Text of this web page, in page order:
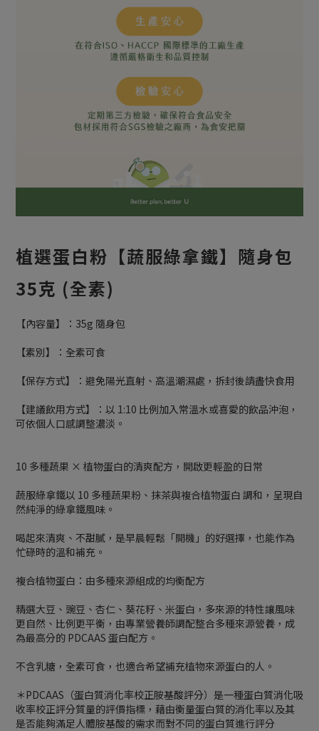
植選蛋白粉【蔬服綠拿鐵】隨身包
35克 (全素)
【內容量】：35g 隨身包
【素別】：全素可食
【保存方式】：避免陽光直射、高溫潮濕處，拆封後請盡快食用
【建議飲用方式】：以 1:10 比例加入常溫水或喜愛的飲品沖泡，
可依個人口感調整濃淡。
10 多種蔬果 × 植物蛋白的清爽配方，開啟更輕盈的日常
蔬服綠拿鐵以 10 多種蔬果粉、抹茶與複合植物蛋白 調和，呈現自
然純淨的綠拿鐵風味。
喝起來清爽、不甜膩，是早晨輕鬆「開機」的好選擇，也能作為
忙碌時的溫和補充。
複合植物蛋白：由多種來源組成的均衡配方
精選大豆、豌豆、杏仁、葵花籽、米蛋白，多來源的特性讓風味
更自然、比例更平衡，由專業營養師調配整合多種來源營養，成
為最高分的 PDCAAS 蛋白配方。
不含乳糖，全素可食，也適合希望補充植物來源蛋白的人。
＊PDCAAS（蛋白質消化率校正胺基酸評分）是一種蛋白質消化吸
收率校正評分質量的評價指標，藉由衡量蛋白質的消化率以及其
是否能夠滿足人體胺基酸的需求而對不同的蛋白質進行評分